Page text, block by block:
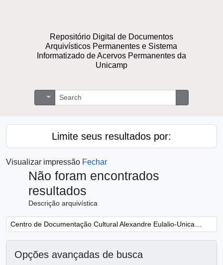
Repositório Digital de Documentos
Arquivísticos Permanentes e Sistema
Informatizado de Acervos Permanentes da
Unicamp
Buscar
Opções de busca
Limite seus resultados por:
Visualizar impressão Fechar
Não foram encontrados
resultados
Descrição arquivística
Remover filtro:
Opções avançadas de busca